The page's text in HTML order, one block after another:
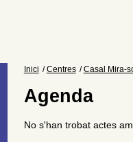
Inici Centres Casal Mira-
Agenda
No s'han trobat actes